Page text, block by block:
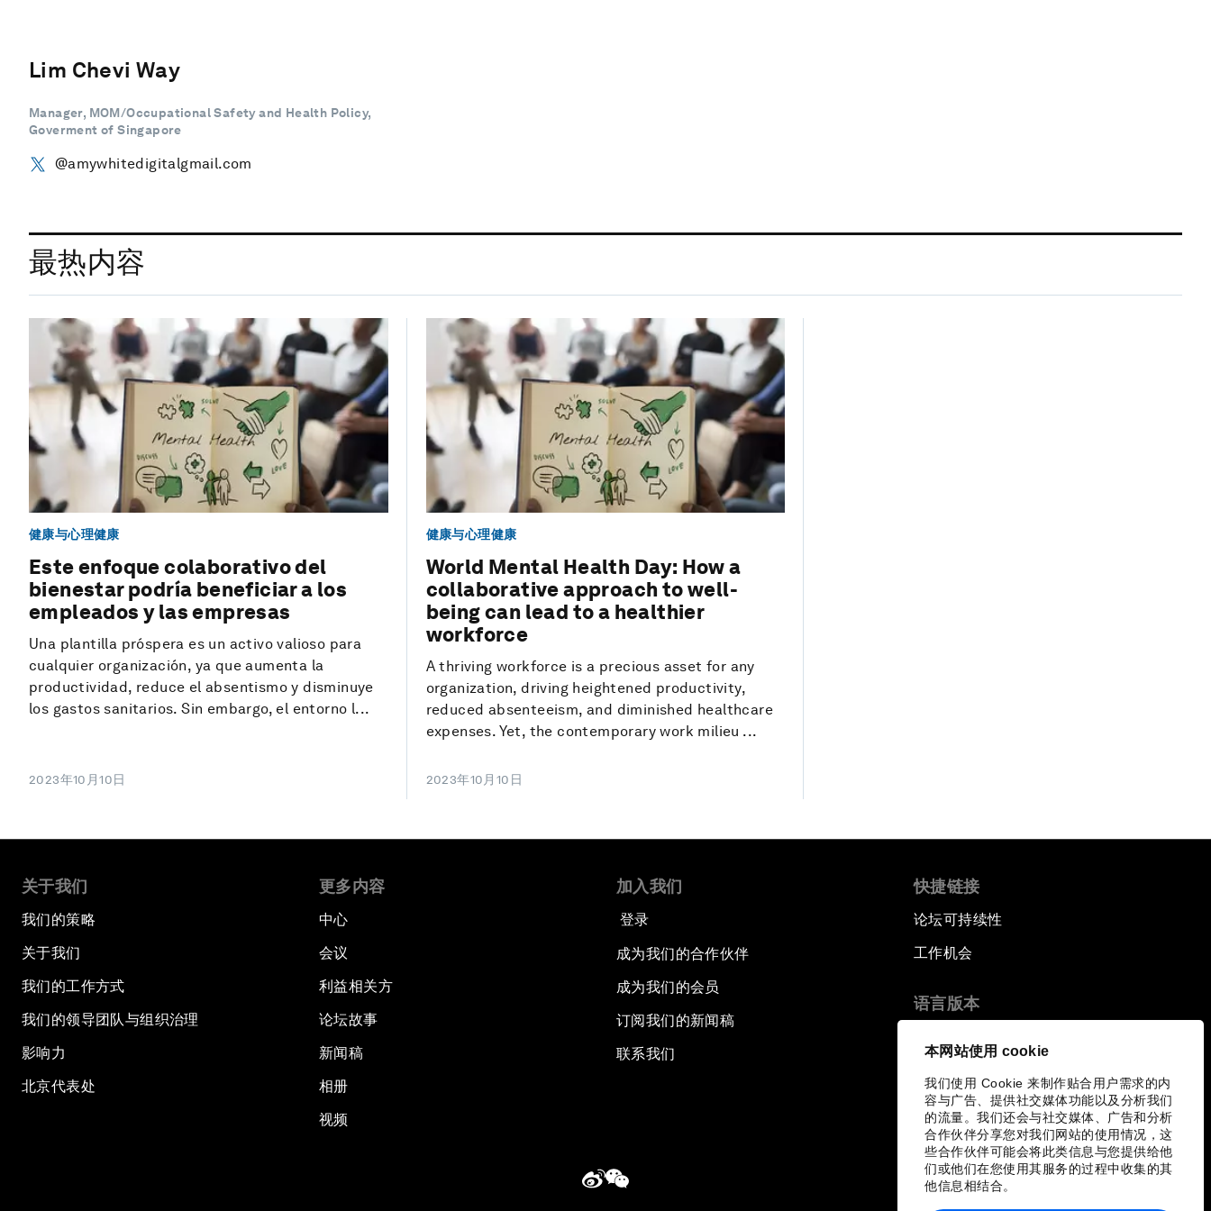
本网站使用 cookie
我们使用 Cookie 来制作贴合用户需求的内
容与广告、提供社交媒体功能以及分析我们
的流量。我们还会与社交媒体、广告和分析
合作伙伴分享您对我们网站的使用情况，这
些合作伙伴可能会将此类信息与您提供给他
们或他们在您使用其服务的过程中收集的其
他信息相结合。
Lim Chevi Way
Manager, MOM/Occupational Safety and Health Policy,
Goverment of Singapore
@amywhitedigitalgmail.com
最热内容
健康与心理健康
Este enfoque colaborativo del
bienestar podría beneficiar a los
empleados y las empresas
Una plantilla próspera es un activo valioso para
cualquier organización, ya que aumenta la
productividad, reduce el absentismo y disminuye
los gastos sanitarios. Sin embargo, el entorno l...
2023年10月10日
健康与心理健康
World Mental Health Day: How a
collaborative approach to well-
being can lead to a healthier
workforce
A thriving workforce is a precious asset for any
organization, driving heightened productivity,
reduced absenteeism, and diminished healthcare
expenses. Yet, the contemporary work milieu ...
2023年10月10日
关于我们
我们的策略
关于我们
我们的工作方式
我们的领导团队与组织治理
影响力
北京代表处
更多内容
中心
会议
利益相关方
论坛故事
新闻稿
相册
视频
加入我们
登录
成为我们的合作伙伴
成为我们的会员
订阅我们的新闻稿
联系我们
快捷链接
论坛可持续性
工作机会
语言版本